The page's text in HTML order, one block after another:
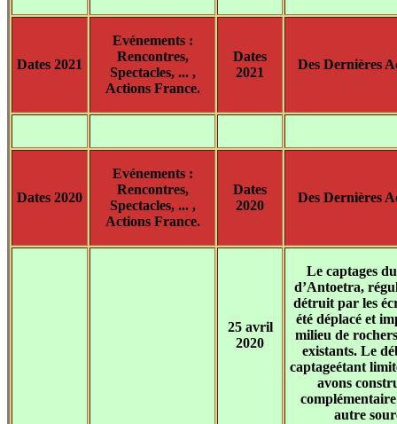
Dates 2021
Evénements :
Rencontres,
Spectacles, ... ,
Actions France.
Dates
2021
Des Dernières
Dates 2020
Evénements :
Rencontres,
Spectacles, ... ,
Actions France.
Dates
2020
Des Dernières
25 avril
2020
Le captages
d’Antoetra,
détruit par les
été déplacé et
milieu de
existants. Le
captageétant
avons
autre